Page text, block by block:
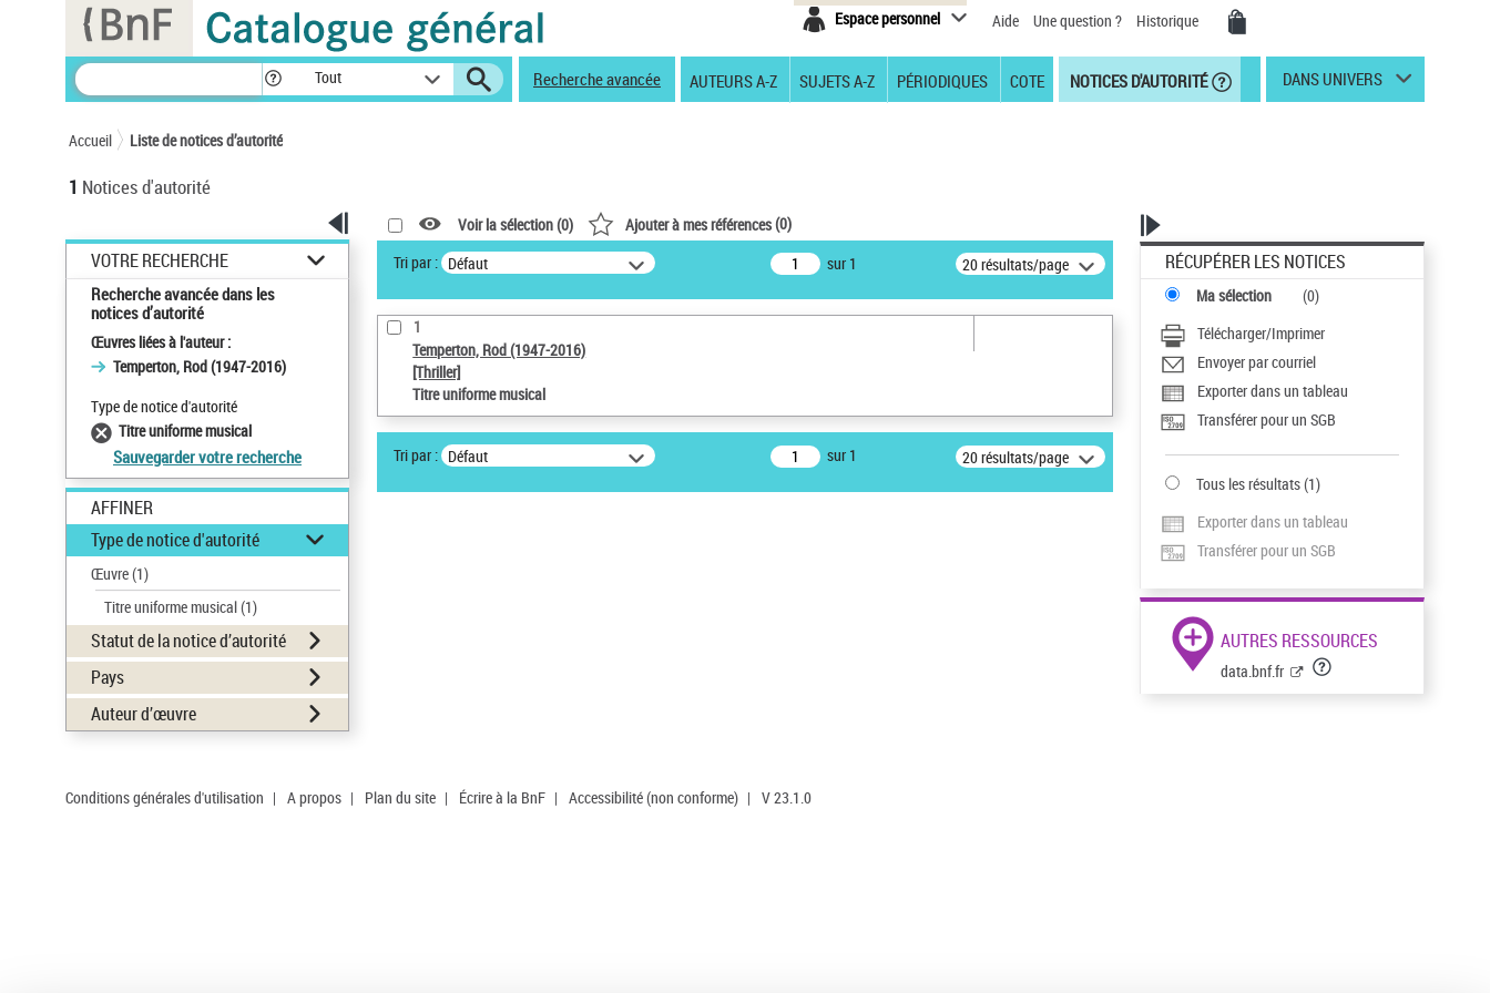
Espace personnel Aide Une question ? Historique
Tout Recherche avancée AUTEURS A-Z SUJETS A-Z PÉRIODIQUES COTE NOTICES D'AUTORITÉ DANS UNIVERS
Accueil Liste de notices d’autorité
1 Notices d'autorité
VOTRE RECHERCHE
Recherche avancée dans les
notices d’autorité
Œuvres liées à l'auteur :
Temperton, Rod (1947-2016)
Type de notice d'autorité
Titre uniforme musical
Sauvegarder votre recherche
AFFINER
Type de notice d'autorité
Œuvre(1)
Titre uniforme musical(1)
Statut de la notice d’autorité
Pays
Auteur d’œuvre
Voir la sélection (0) Ajouter à mes références(0)
Tri par : Défaut sur 1 20 résultats/page
1
Temperton, Rod (1947-2016)
[Thriller]
Titre uniforme musical
Tri par : Défaut sur 1 20 résultats/page
RÉCUPÉRER LES NOTICES
Ma sélection (0)
Télécharger/Imprimer
Envoyer par courriel
Exporter dans un tableau
Transférer pour un SGB
Tous les résultats(1)
Exporter dans un tableau
Transférer pour un SGB
AUTRES RESSOURCES
data.bnf.fr
Conditions générales d'utilisation | A propos | Plan du site | Écrire à la BnF | Accessibilité (non conforme) | V 23.1.0
Panneau de gestion des cookies